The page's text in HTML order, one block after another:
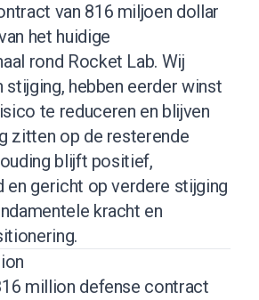
van 816 miljoen dollar
het huidige
rond Rocket Lab. Wij
stijging, hebben eerder winst
te reduceren en blijven
zitten op de resterende
blijft positief,
en gericht op verdere stijging
kracht en
million defense contract